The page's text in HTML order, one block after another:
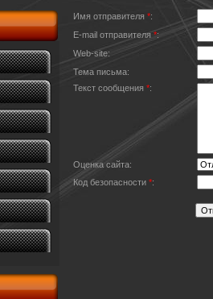
Имя отправителя*:
E-mail отправителя*:
Web-site:
Тема письма:
Текст сообщения*:
Оценка сайта:
Код безопасности*: